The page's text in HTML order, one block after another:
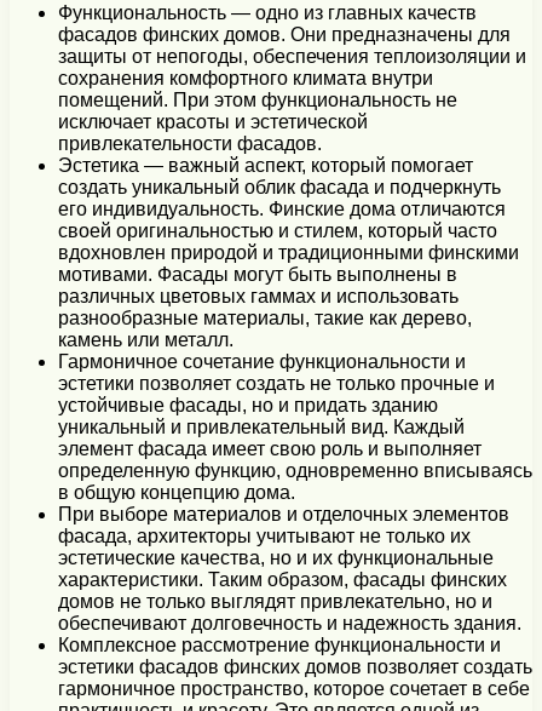
Функциональность — одно из главных качеств
фасадов финских домов. Они предназначены для
защиты от непогоды, обеспечения теплоизоляции и
сохранения комфортного климата внутри
помещений. При этом функциональность не
исключает красоты и эстетической
привлекательности фасадов.
Эстетика — важный аспект, который помогает
создать уникальный облик фасада и подчеркнуть
его индивидуальность. Финские дома отличаются
своей оригинальностью и стилем, который часто
вдохновлен природой и традиционными финскими
мотивами. Фасады могут быть выполнены в
различных цветовых гаммах и использовать
разнообразные материалы, такие как дерево,
камень или металл.
Гармоничное сочетание функциональности и
эстетики позволяет создать не только прочные и
устойчивые фасады, но и придать зданию
уникальный и привлекательный вид. Каждый
элемент фасада имеет свою роль и выполняет
определенную функцию, одновременно вписываясь
в общую концепцию дома.
При выборе материалов и отделочных элементов
фасада, архитекторы учитывают не только их
эстетические качества, но и их функциональные
характеристики. Таким образом, фасады финских
домов не только выглядят привлекательно, но и
обеспечивают долговечность и надежность здания.
Комплексное рассмотрение функциональности и
эстетики фасадов финских домов позволяет создать
гармоничное пространство, которое сочетает в себе